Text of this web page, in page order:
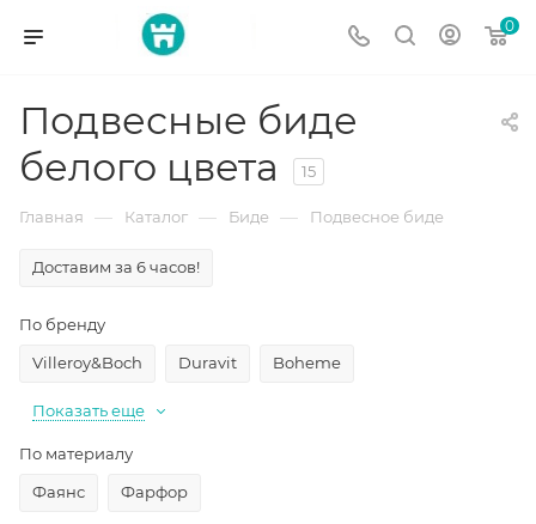
0
Подвесные биде
белого цвета
15
Главная — Каталог — Биде — Подвесное биде
Доставим за 6 часов!
По бренду
Villeroy&Boch
Duravit Boheme
Показать еще
По материалу
Фаянс
Фарфор